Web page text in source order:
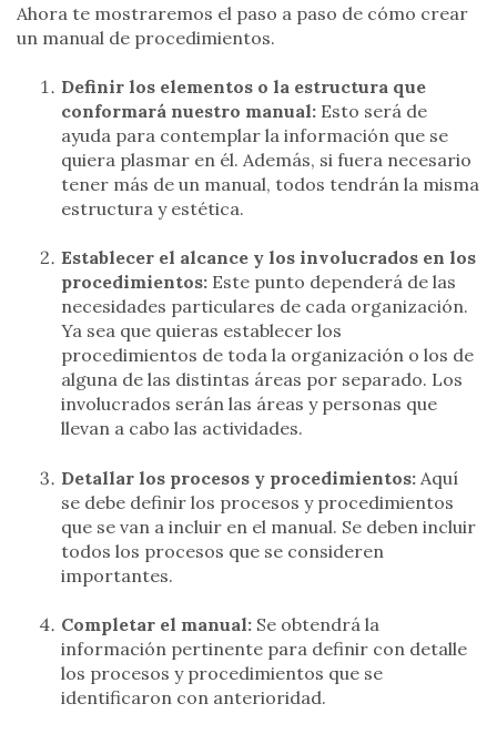
Ahora te mostraremos el paso a paso de cómo crear
un manual de procedimientos.
Definir los elementos o la estructura que
conformará nuestro manual: Esto será de
ayuda para contemplar la información que se
quiera plasmar en él. Además, si fuera necesario
tener más de un manual, todos tendrán la misma
estructura y estética.
Establecer el alcance y los involucrados en los
procedimientos: Este punto dependerá de las
necesidades particulares de cada organización.
Ya sea que quieras establecer los
procedimientos de toda la organización o los de
alguna de las distintas áreas por separado. Los
involucrados serán las áreas y personas que
llevan a cabo las actividades.
Detallar los procesos y procedimientos: Aquí
se debe definir los procesos y procedimientos
que se van a incluir en el manual. Se deben incluir
todos los procesos que se consideren
importantes.
Completar el manual: Se obtendrá la
información pertinente para definir con detalle
los procesos y procedimientos que se
identificaron con anterioridad.